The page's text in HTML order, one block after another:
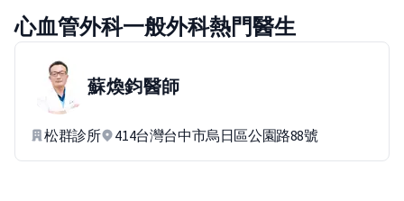
心血管外科一般外科熱門醫生
蘇煥鈞醫師
松群診所 414台灣台中市烏日區公園路88號